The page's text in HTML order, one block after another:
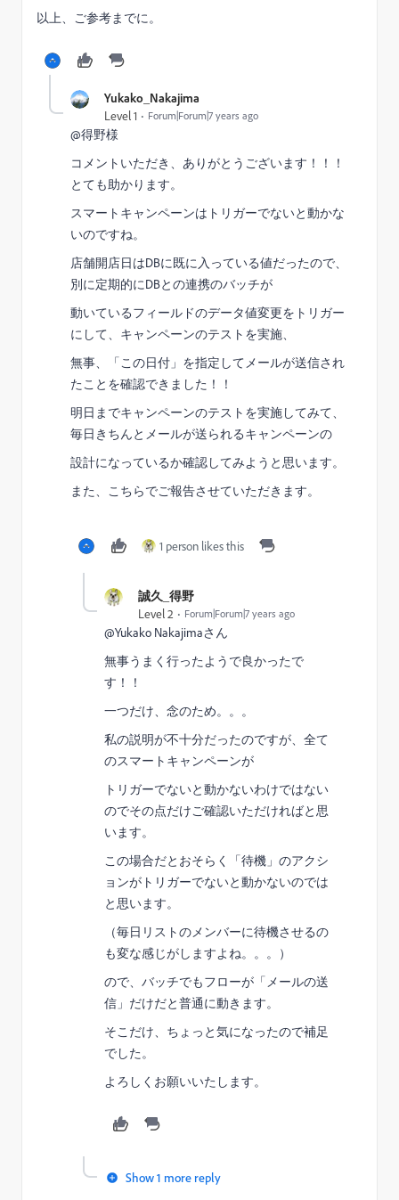
以上、ご参考までに。
Yukako_Nakajima
Level 1 Forum|Forum|7 years ago
@得野​様
コメントいただき、ありがとうございます！！！
とても助かります。
スマートキャンペーンはトリガーでないと動かな
いのですね。
店舗開店日はDBに既に入っている値だったので、
別に定期的にDBとの連携のバッチが
動いているフィールドのデータ値変更をトリガー
にして、キャンペーンのテストを実施、
無事、「この日付」を指定してメールが送信され
たことを確認できました！！
明日までキャンペーンのテストを実施してみて、
毎日きちんとメールが送られるキャンペーンの
設計になっているか確認してみようと思います。
また、こちらでご報告させていただきます。
1 person likes this
誠久_得野
Level 2 Forum|Forum|7 years ago
@Yukako Nakajima​さん
無事うまく行ったようで良かったで
す！！
一つだけ、念のため。。。
私の説明が不十分だったのですが、全て
のスマートキャンペーンが
トリガーでないと動かないわけではない
のでその点だけご確認いただければと思
います。
この場合だとおそらく「待機」のアクシ
ョンがトリガーでないと動かないのでは
と思います。
（毎日リストのメンバーに待機させるの
も変な感じがしますよね。。。）
ので、バッチでもフローが「メールの送
信」だけだと普通に動きます。
そこだけ、ちょっと気になったので補足
でした。
よろしくお願いいたします。
Show 1 more reply